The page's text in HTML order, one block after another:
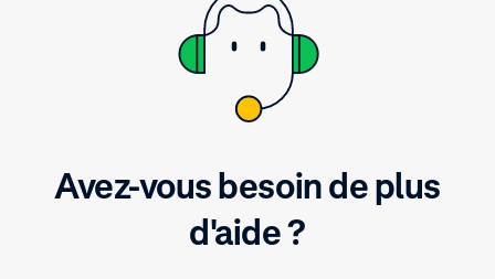
Avez-vous besoin de plus
d'aide ?